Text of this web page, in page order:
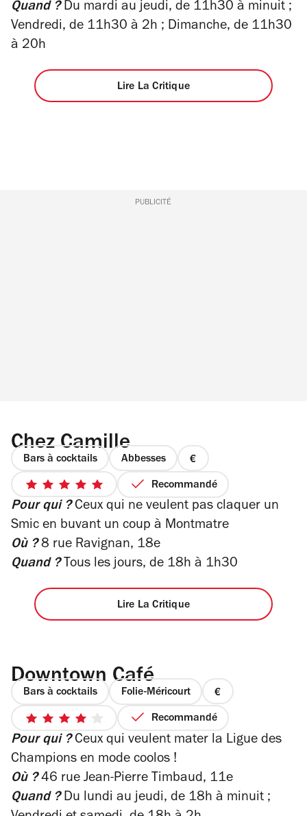
Quand ?Du mardi au jeudi, de 11h30 à minuit ;
Vendredi, de 11h30 à 2h ; Dimanche, de 11h30
à 20h
Lire La Critique
PUBLICITÉ
Chez Camille
Bars à cocktails Abbesses
prix
1
4
5
sur
5
étoiles
Recommandé
Pour qui ?Ceux qui ne veulent pas claquer un
Smic en buvant un coup à Montmatre
Où ?8 rue Ravignan, 18e
Quand ?Tous les jours, de 18h à 1h30
Lire La Critique
Downtown Café
Bars à cocktails Folie-Méricourt
prix
1
sur
4
sur
5
étoiles
Recommandé
Pour qui ? Ceux qui veulent mater la Ligue des
Champions en mode coolos !
Où ?46 rue Jean-Pierre Timbaud, 11e
Quand ?Du lundi au jeudi, de 18h à minuit ;